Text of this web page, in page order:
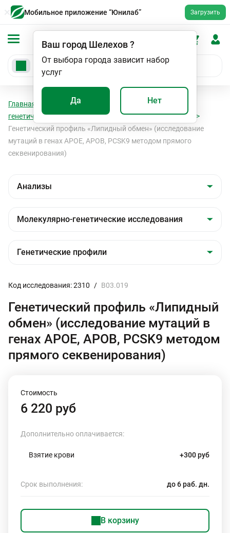
Мобильное приложение “Юнилаб” Загрузить
Ваш город Шелехов?
От выбора города зависит набор
услуг
Да Нет
Главная Анализы
Молекулярно-
генетические исследования
Генетические профили
Генетический профиль «Липидный обмен» (исследование
мутаций в генах APOE, APOB, PCSK9 методом прямого
секвенирования)
Код исследования: 2310 / B03.019
Генетический профиль «Липидный
обмен» (исследование мутаций в
генах APOE, APOB, PCSK9 методом
прямого секвенирования)
Стоимость
6 220 руб
Дополнительно оплачивается:
Взятие крови +300 руб
Срок выполнения: до 6 раб. дн.
В корзину